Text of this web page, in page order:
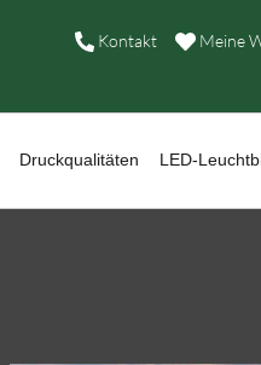
Kontakt Meine
Druckqualitäten LED-